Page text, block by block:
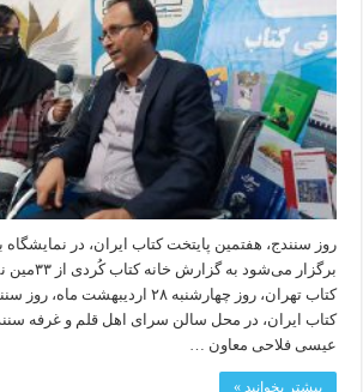
روز سنندج، هفتمین پایتخت کتاب ایران، در نمایشگاه
برگزار
کتاب تهران، روز چهارشنبه ۲۸
کتاب ایران، در محل سالن سرای اهل قلم و غرفه
عیسی فلاحی معاون …
بیشتر بخوانید »